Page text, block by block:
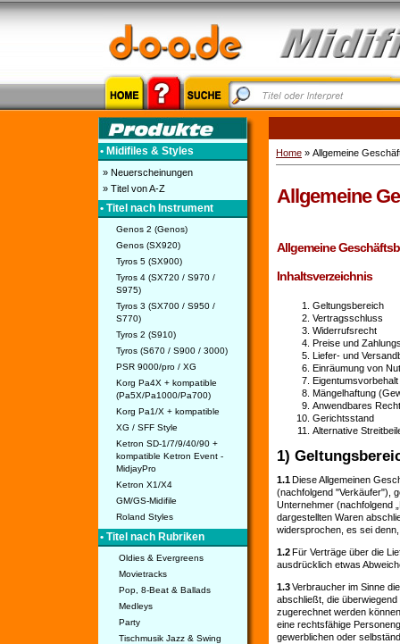
• Midifiles & Styles
» Neuerscheinungen
» Titel von A-Z
• Titel nach Instrument
Genos 2 (Genos)
Genos (SX920)
Tyros 5 (SX900)
Tyros 4 (SX720 / S970 /
S975)
Tyros 3 (SX700 / S950 /
S770)
Tyros 2 (S910)
Tyros (S670 / S900 / 3000)
PSR 9000/pro / XG
Korg Pa4X + kompatible
(Pa5X/Pa1000/Pa700)
Korg Pa1/X + kompatible
XG / SFF Style
Ketron SD-1/7/9/40/90 +
kompatible Ketron Event -
MidjayPro
Ketron X1/X4
GM/GS-Midifile
Roland Styles
• Titel nach Rubriken
Oldies & Evergreens
Movietracks
Pop, 8-Beat & Ballads
Medleys
Party
Tischmusik Jazz & Swing
Home » Allgemeine
Allgemeine
Allgemeine
Inhaltsverzeichnis
Geltungsbereich
Vertragsschluss
Widerrufsrecht
Preise und
Liefer- und
Einräumung von
Eigentumsvorbehalt
Mängelhaftung
Anwendbares Recht
Gerichtsstand
Alternative
1)
1.1 Diese Allgemeinen
(nachfolgend "Verkäufer"),
Unternehmer (nachfolgend
dargestellten Waren
widersprochen, es sei
1.2 Für Verträge über die
ausdrücklich etwas
1.3Verbraucher im Sinne
abschließt, die
zugerechnet werden
eine rechtsfähige
gewerblichen oder